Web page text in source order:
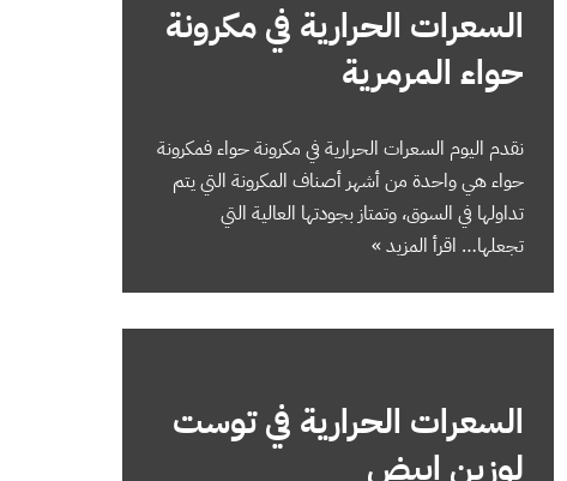
السعرات الحرارية في مكرونة
حواء المرمرية
نقدم اليوم السعرات الحرارية في مكرونة حواء فمكرونة
حواء هي واحدة من أشهر أصناف المكرونة التي يتم
تداولها في السوق، وتمتاز بجودتها العالية التي
تجعلها… اقرأ المزيد »
السعرات الحرارية في توست
لوزين ابيض